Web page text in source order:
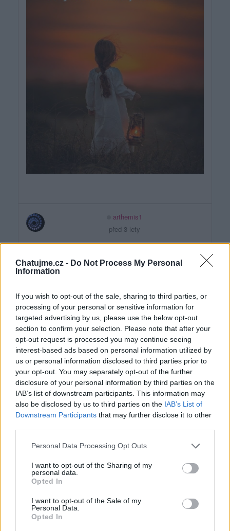
Chatujme.cz - Do Not Process My Personal
Information
If you wish to opt-out of the sale, sharing to third parties, or
processing of your personal or sensitive information for
targeted advertising by us, please use the below opt-out
section to confirm your selection. Please note that after your
opt-out request is processed you may continue seeing
interest-based ads based on personal information utilized by
us or personal information disclosed to third parties prior to
your opt-out. You may separately opt-out of the further
disclosure of your personal information by third parties on the
IAB’s list of downstream participants. This information may
also be disclosed by us to third parties on the IAB’s List of
Downstream Participants that may further disclose it to other
Personal Data Processing Opt Outs
I want to opt-out of the Sharing of my
personal data.
Opted In
I want to opt-out of the Sale of my
Personal Data.
Opted In
arthemis1
před 3 lety
před 3 lety